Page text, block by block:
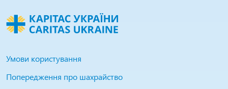
Умови користування
Попередження про шахрайство